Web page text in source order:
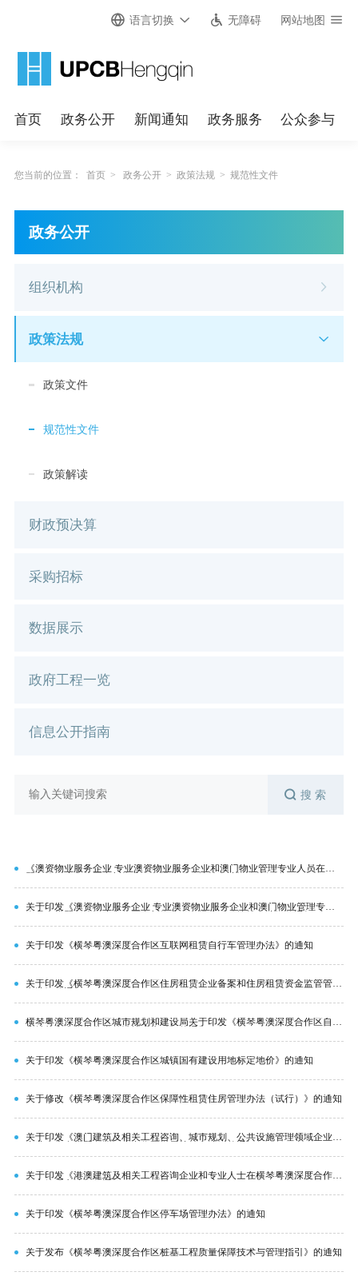
语言切换 无障碍 网站地图
首页 政务公开 新闻通知 政务服务 公众参与
您当前的位置： 首页 > 政务公开 > 政策法规 > 规范性文件
政务公开
组织机构
政策法规
政策文件
规范性文件
政策解读
财政预决算
采购招标
数据展示
政府工程一览
信息公开指南
搜 索
《澳资物业服务企业 专业澳资物业服务企业和澳门物业管理专业人员在横
关于印发《澳资物业服务企业 专业澳资物业服务企业和澳门物业管理专业
关于印发《横琴粤澳深度合作区互联网租赁自行车管理办法》的通知
关于印发《横琴粤澳深度合作区住房租赁企业备案和住房租赁资金监管管理
横琴粤澳深度合作区城市规划和建设局关于印发《横琴粤澳深度合作区自建
关于印发《横琴粤澳深度合作区城镇国有建设用地标定地价》的通知
关于修改《横琴粤澳深度合作区保障性租赁住房管理办法（试行）》的通知
关于印发《澳门建筑及相关工程咨询、城市规划、公共设施管理领域企业和
关于印发《港澳建筑及相关工程咨询企业和专业人士在横琴粤澳深度合作区
关于印发《横琴粤澳深度合作区停车场管理办法》的通知
关于发布《横琴粤澳深度合作区桩基工程质量保障技术与管理指引》的通知